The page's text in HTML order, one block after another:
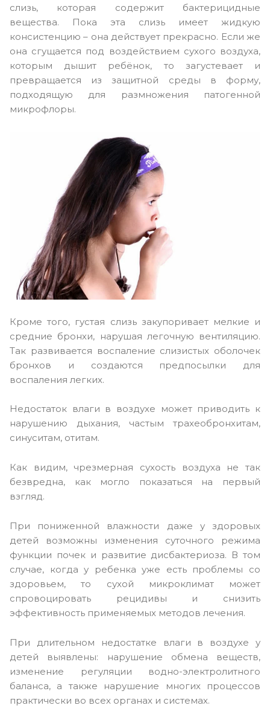
слизь, которая содержит бактерицидные
вещества. Пока эта слизь имеет жидкую
консистенцию – она действует прекрасно. Если же
она сгущается под воздействием сухого воздуха,
которым дышит ребёнок, то загустевает и
превращается из защитной среды в форму,
подходящую для размножения патогенной
микрофлоры.
Кроме того, густая слизь закупоривает мелкие и
средние бронхи, нарушая легочную вентиляцию.
Так развивается воспаление слизистых оболочек
бронхов и создаются предпосылки для
воспаления легких.
Недостаток влаги в воздухе может приводить к
нарушению дыхания, частым трахеобронхитам,
синуситам, отитам.
Как видим, чрезмерная сухость воздуха не так
безвредна, как могло показаться на первый
взгляд.
При пониженной влажности даже у здоровых
детей возможны изменения суточного режима
функции почек и развитие дисбактериоза. В том
случае, когда у ребенка уже есть проблемы со
здоровьем, то сухой микроклимат может
спровоцировать рецидивы и снизить
эффективность применяемых методов лечения.
При длительном недостатке влаги в воздухе у
детей выявлены: нарушение обмена веществ,
изменение регуляции водно-электролитного
баланса, а также нарушение многих процессов
практически во всех органах и системах.